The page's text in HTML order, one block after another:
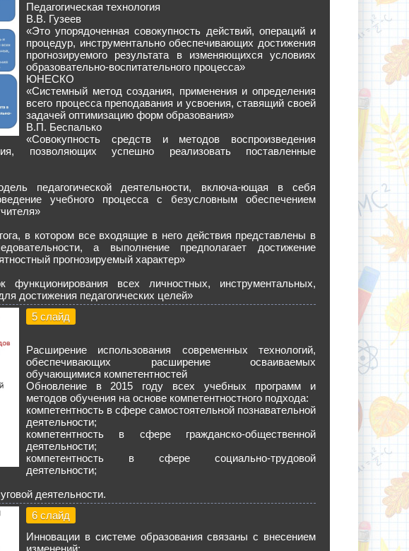
Педагогическая технология
В.В. Гузеев
«Это упорядоченная совокупность действий, операций и
процедур, инструментально обеспечивающих достижения
прогнозируемого результата в изменяющихся условиях
образовательно-воспитательного процесса»
ЮНЕСКО
«Системный метод создания, применения и определения
всего процесса преподавания и усвоения, ставящий своей
задачей оптимизацию форм образования»
В.П. Беспалько
«Совокупность средств и методов воспроизведения
позволяющих успешно реализовать поставленные
педагогической деятельности, включа-ющая в себя
учебного процесса с безусловным обеспечением
в котором все входящие в него действия представлены в
а выполнение предполагает достижение
прогнозируемый характер»
функционирования всех личностных, инструментальных,
достижения педагогических целей»
5 слайд
Расширение использования современных технологий,
обеспечивающих расширение осваиваемых
обучающимися компетентностей
Обновление в 2015 году всех учебных программ и
методов обучения на основе компетентностного подхода:
компетентность в сфере самостоятельной познавательной
деятельности;
компетентность в сфере гражданско-общественной
деятельности;
компетентность в сфере социально-трудовой
деятельности;
деятельности.
6 слайд
Инновации в системе образования связаны с внесением
изменений: